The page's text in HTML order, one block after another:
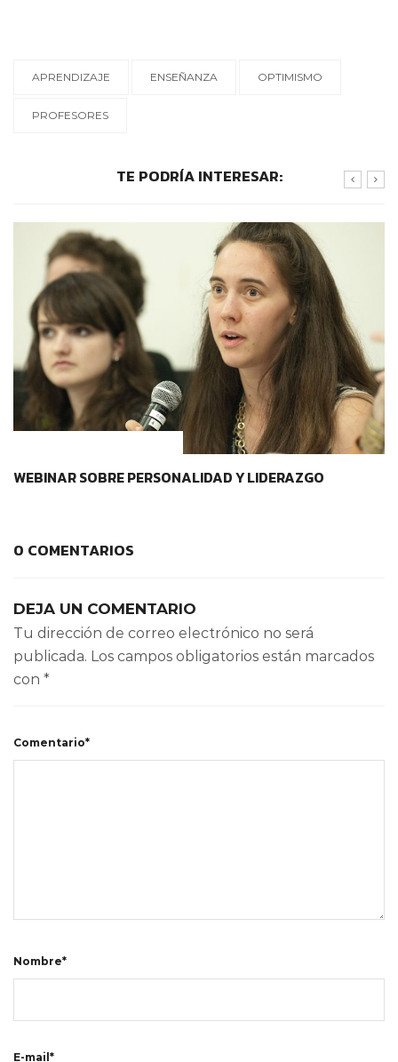
APRENDIZAJE ENSEÑANZA OPTIMISMO
PROFESORES
TE PODRÍA INTERESAR:
WEBINAR SOBRE PERSONALIDAD Y LIDERAZGO
0 COMENTARIOS
DEJA UN COMENTARIO
Tu dirección de correo electrónico no será
publicada. Los campos obligatorios están marcados
con *
Comentario*
Nombre*
E-mail*